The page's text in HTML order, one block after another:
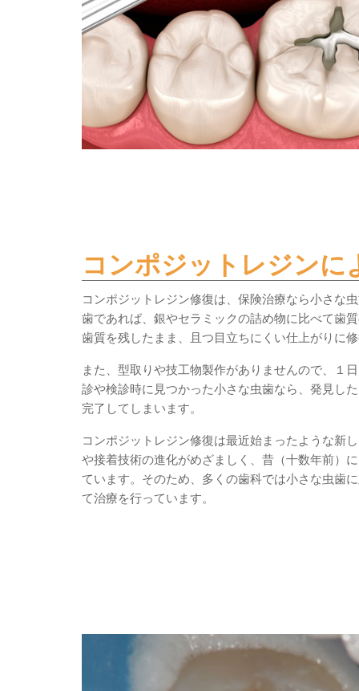
コンポジットレジンに
コンポジットレジン修復は、保険治療なら小さな
歯であれば、銀やセラミックの詰め物に比べて歯
歯質を残したまま、且つ目立ちにくい仕上がりに
また、型取りや技工物製作がありませんので、１
診や検診時に見つかった小さな虫歯なら、発見し
完了してしまいます。
コンポジットレジン修復は最近始まったような新
や接着技術の進化がめざましく、昔（十数年前）
ています。そのため、多くの歯科では小さな虫歯
て治療を行っています。